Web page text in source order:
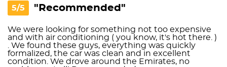
5/5 "Recommended"
We were looking for something not too expensive
and with air conditioning ( you know, it's hot there. )
. We found these guys, everything was quickly
formalized, the car was clean and in excellent
condition. We drove around the Emirates, no